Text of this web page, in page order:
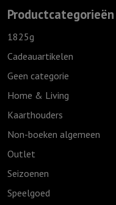
Productcategorieën
1825g
Cadeauartikelen
Geen categorie
Home & Living
Kaarthouders
Non-boeken algemeen
Outlet
Seizoenen
Speelgoed